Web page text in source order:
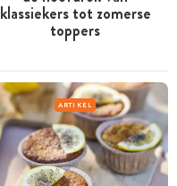
klassiekers tot zomerse
toppers
ARTIKEL